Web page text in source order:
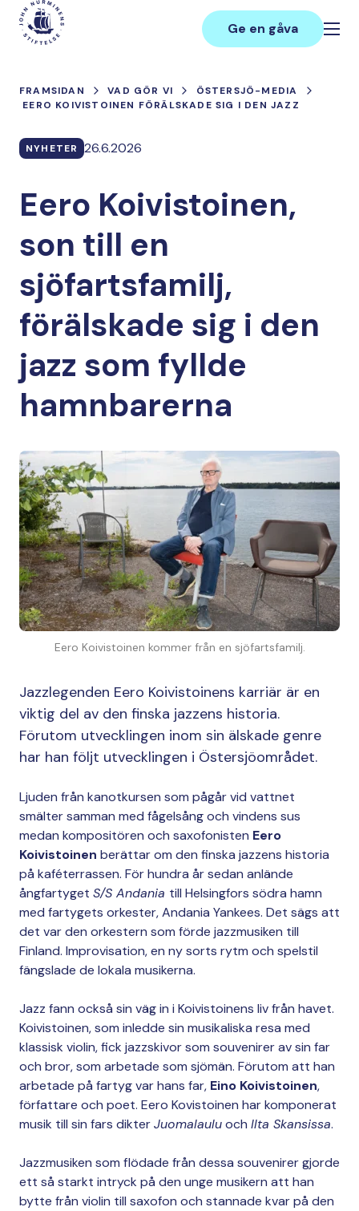
Hoppa
innehåll
Main
Ge en gåva
FRAMSIDAN VAD GÖR VI
ÖSTERSJÖ-MEDIA
EERO KOIVISTOINEN FÖRÄLSKADE SIG I DEN JAZZ
NYHETER 26.6.2026
Eero Koivistoinen,
son till en
sjöfartsfamilj,
förälskade sig i den
jazz som fyllde
hamnbarerna
Eero Koivistoinen kommer från en sjöfartsfamilj.
Jazzlegenden Eero Koivistoinens karriär är en
viktig del av den finska jazzens historia.
Förutom utvecklingen inom sin älskade genre
har han följt utvecklingen i Östersjöområdet.
Ljuden från kanotkursen som pågår vid vattnet
smälter samman med fågelsång och vindens sus
medan kompositören och saxofonisten Eero
Koivistoinen berättar om den finska jazzens historia
på kaféterrassen. För hundra år sedan anlände
ångfartyget S/S Andania till Helsingfors södra hamn
med fartygets orkester, Andania Yankees. Det sägs att
det var den orkestern som förde jazzmusiken till
Finland. Improvisation, en ny sorts rytm och spelstil
fängslade de lokala musikerna.
Jazz fann också sin väg in i Koivistoinens liv från havet.
Koivistoinen, som inledde sin musikaliska resa med
klassisk violin, fick jazzskivor som souvenirer av sin far
och bror, som arbetade som sjömän. Förutom att han
arbetade på fartyg var hans far, Eino Koivistoinen,
författare och poet. Eero Kovistoinen har komponerat
musik till sin fars dikterJuomalauluoch Ilta Skansissa.
Jazzmusiken som flödade från dessa souvenirer gjorde
ett så starkt intryck på den unge musikern att han
bytte från violin till saxofon och stannade kvar på den